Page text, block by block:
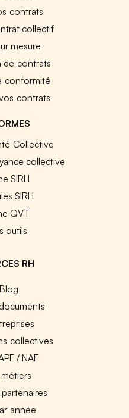
contrats
collectif
mesure
de contrats
conformité
contrats
Collective
collective
SIRH
SIRH
QVT
outils
RH
collectives
/ NAF
partenaires
année